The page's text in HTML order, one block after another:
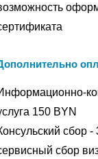
150 BYN
сбор
сбор